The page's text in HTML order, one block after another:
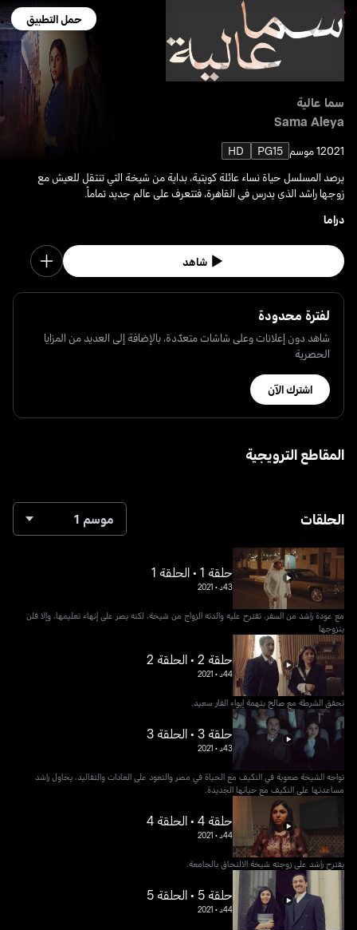
حمل التطبيق
سما عالية
Sama Aleya
20211 موسم PG15
HD
يرصد المسلسل حياة نساء عائلة كويتية، بداية من شيخة التي تنتقل للعيش مع
زوجها راشد الذي يدرس في القاهرة، فتتعرف على عالم جديد تماماً.
دراما
شاهد
لفترة محدودة
شاهد دون إعلانات وعلى شاشات متعدّدة، بالإضافة إلى العديد من المزايا
الحصرية
اشترك الآن
المقاطع الترويجية
الحلقات موسم 1
حلقة 1 • الحلقة 1
43د •
2021
مع عودة راشد من السفر، تقترح عليه والدته الزواج من شيخة، لكنه يصر على إنهاء تعليمها، وإلا فلن
يتزوجها
حلقة 2 • الحلقة 2
44د •
2021
تحقق الشرطة مع صالح بتهمة إيواء الفار سعيد.
حلقة 3 • الحلقة 3
43د •
2021
تواجه الشيخة صعوبة في التكيف مع الحياة في مصر والتعود على العادات والتقاليد، يحاول راشد
مساعدتها على التكيف مع حياتها الجديدة.
حلقة 4 • الحلقة 4
44د •
2021
يقترح راشد على زوجته شيخة الالتحاق بالجامعة.
حلقة 5 • الحلقة 5
44د •
2021